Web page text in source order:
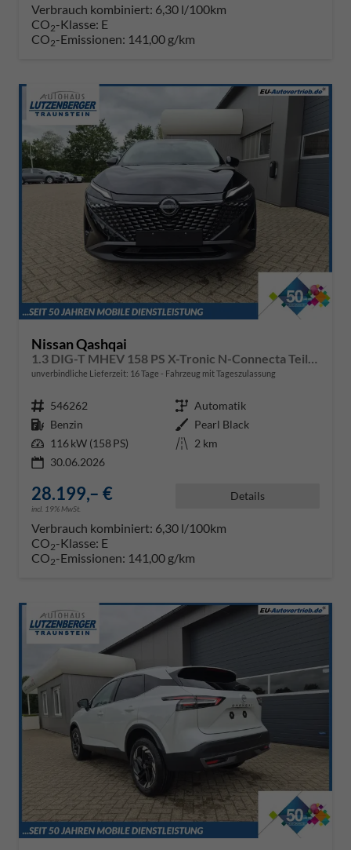
Verbrauch kombiniert: 6,30 l/100km
CO2-Klasse: E
CO2-Emissionen: 141,00 g/km
Nissan Qashqai
unverbindliche Lieferzeit: 16 Tage Fahrzeug mit Tageszulassung
Fahrzeugnr. 546262 Getriebe Automatik
Kraftstoff Benzin Außenfarbe Pearl Black
Leistung 116 kW (158 PS) Kilometerstand 2 km
30.06.2026
28.199,– €
incl. 19% MwSt.
Details
Verbrauch kombiniert: 6,30 l/100km
CO2-Klasse: E
CO2-Emissionen: 141,00 g/km